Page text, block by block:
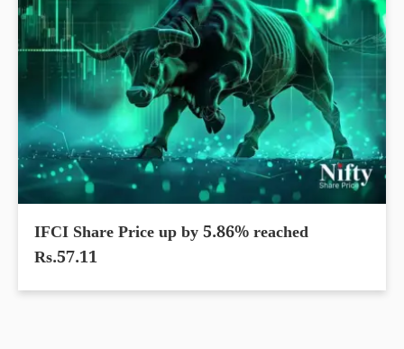
IFCI Share Price up by 5.86% reached
Rs.57.11